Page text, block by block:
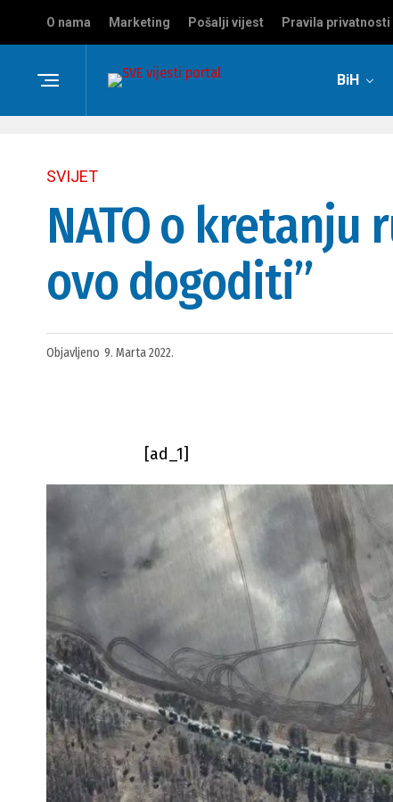
O nama Marketing Pošalji vijest Pravila privatnosti
BiH
SVIJET
NATO o kretanju
ovo dogoditi”
Objavljeno 9. Marta 2022.
[ad_1]